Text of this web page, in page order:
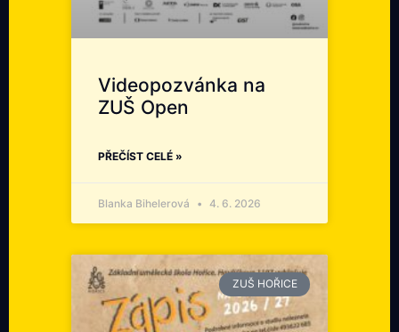
Videopozvánka na
ZUŠ Open
PŘEČÍST CELÉ »
Blanka Bihelerová 4. 6. 2026
ZUŠ HOŘICE